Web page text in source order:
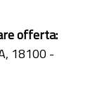
offerta:
18100 -